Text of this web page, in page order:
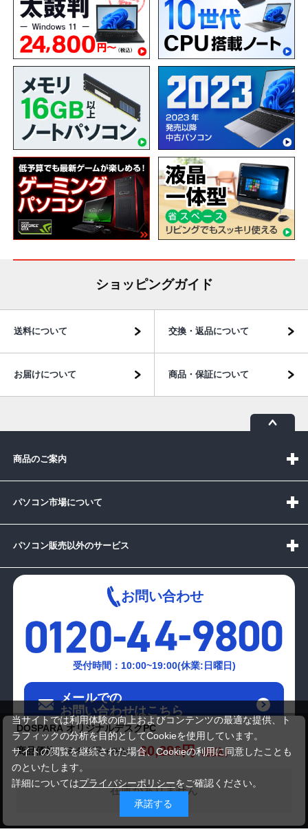
DOSPARA オリジナルデスクPC
商品価格 73,480円 60,280円
在庫がありません
ショッピングガイド
送料について 交換・返品について
お届けについて 商品・保証について
商品のご案内
パソコン市場について
パソコン販売以外のサービス
お問い合わせ
受付時間：10:00~19:00(休業:日曜日)
メールでの
お問い合わせはこちら
Copyright(c)2024 mediator Co., Ltd. ALL Rights Reserved
当サイトでは利用体験の向上およびコンテンツの最適な提供、ト
ラフィックの分析を目的としてCookieを使用しています。
サイトの閲覧を継続された場合、Cookieの利用に同意したことも
のといたします。
詳細についてはプライバシーポリシーをご確認ください。
承諾する